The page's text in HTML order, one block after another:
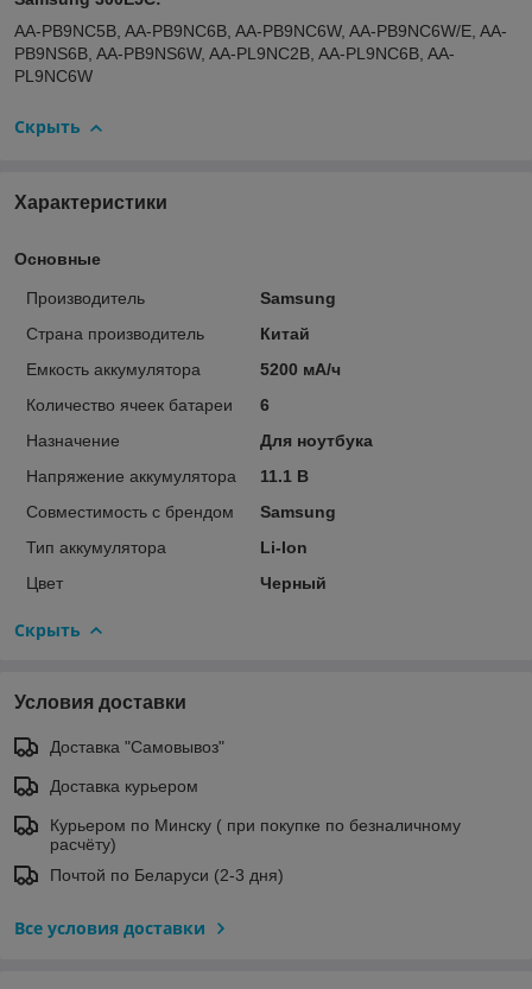
AA-PB9NC5B, AA-PB9NC6B, AA-PB9NC6W, AA-PB9NC6W/E, AA-
PB9NS6B, AA-PB9NS6W, AA-PL9NC2B, AA-PL9NC6B, AA-
PL9NC6W
Скрыть
Характеристики
Основные
Производитель
Samsung
Страна производитель
Китай
Емкость аккумулятора
5200 мА/ч
Количество ячеек батареи
6
Назначение
Для ноутбука
Напряжение аккумулятора
11.1 В
Совместимость с брендом
Samsung
Тип аккумулятора
Li-Ion
Цвет
Черный
Скрыть
Условия доставки
Доставка "Самовывоз"
Доставка курьером
Курьером по Минску ( при покупке по безналичному
расчёту)
Почтой по Беларуси (2-3 дня)
Все условия доставки